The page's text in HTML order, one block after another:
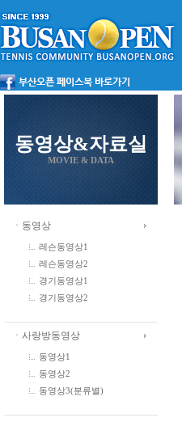
동영상&자료실
MOVIE & DATA
ㆍ동영상
레슨동영상1
레슨동영상2
경기동영상1
경기동영상2
ㆍ사랑방동영상
동영상1
동영상2
동영상3(분류별)